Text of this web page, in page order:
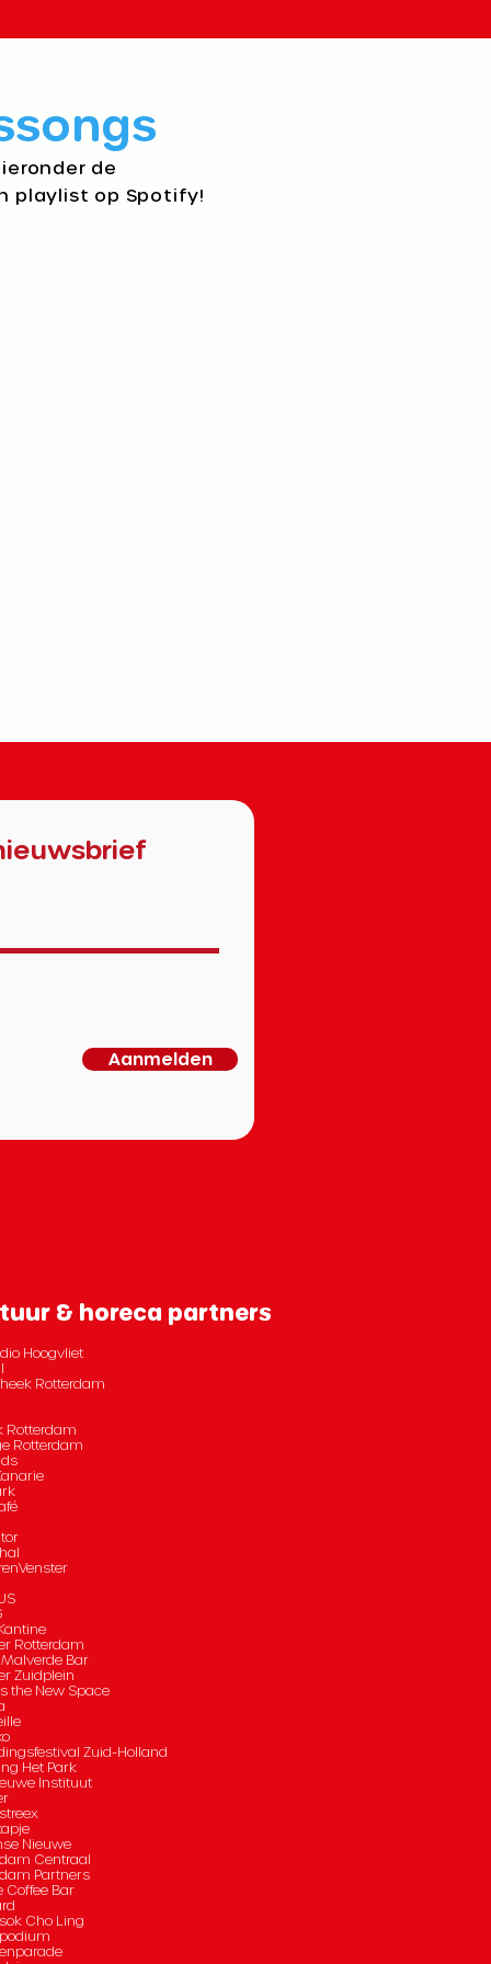
de
playlist op Spotify!
Aanmelden
& horeca partners
Hoogvliet
Rotterdam
Rotterdam
Rotterdam
Rotterdam
Bar
Zuidplein
the New Space
Zuid-Holland
Het Park
Instituut
Nieuwe
Centraal
Partners
Coffee Bar
Cho Ling